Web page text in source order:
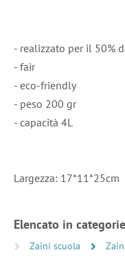
- realizzato per il 50%
- fair
- eco-friendly
- peso 200 gr
- capacità 4L
Largezza: 17*11*25cm
Elencato in categorie
Zaini scuola